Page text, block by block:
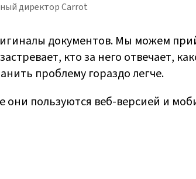
директор Carrot
документов. Мы можем
кто за него отвечает,
проблему гораздо легче.
они пользуются веб-версией и